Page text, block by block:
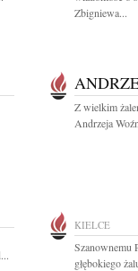
Zbigniewa...
Z wielkim
Andrzeja
KIELCE
Szanownemu
głębokiego